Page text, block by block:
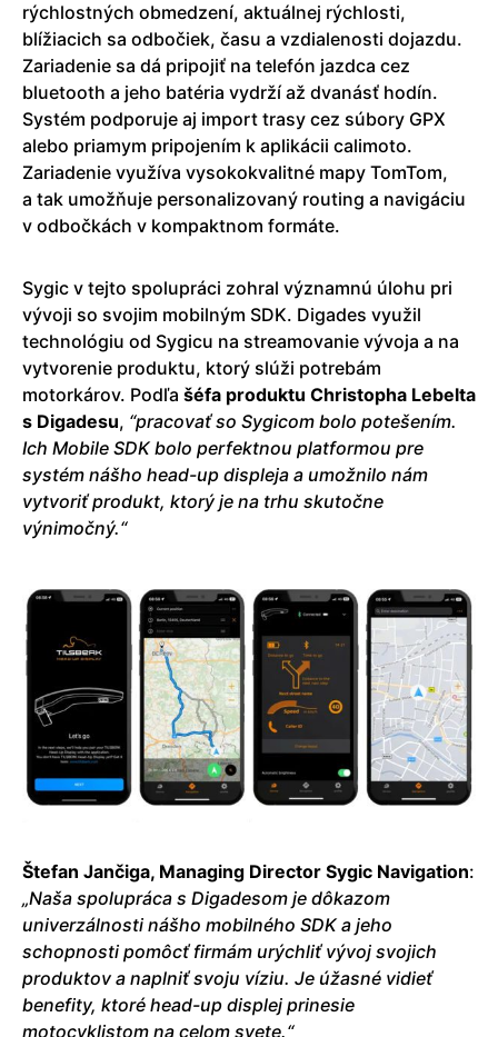
rýchlostných obmedzení, aktuálnej rýchlosti,
blížiacich sa odbočiek, času a vzdialenosti dojazdu.
Zariadenie sa dá pripojiť na telefón jazdca cez
bluetooth a jeho batéria vydrží až dvanásť hodín.
Systém podporuje aj import trasy cez súbory GPX
alebo priamym pripojením k aplikácii calimoto.
Zariadenie využíva vysokokvalitné mapy TomTom,
a tak umožňuje personalizovaný routing a navigáciu
v odbočkách v kompaktnom formáte.
Sygic v tejto spolupráci zohral významnú úlohu pri
vývoji so svojim mobilným SDK. Digades využil
technológiu od Sygicu na streamovanie vývoja a na
vytvorenie produktu, ktorý slúži potrebám
motorkárov. Podľa šéfa produktu Christopha Lebelta
s Digadesu, “pracovať so Sygicom bolo potešením.
Ich Mobile SDK bolo perfektnou platformou pre
systém nášho head-up displeja a umožnilo nám
vytvoriť produkt, ktorý je na trhu skutočne
výnimočný.“
Štefan Jančiga, Managing Director Sygic Navigation:
„Naša spolupráca s Digadesom je dôkazom
univerzálnosti nášho mobilného SDK a jeho
schopnosti pomôcť firmám urýchliť vývoj svojich
produktov a naplniť svoju víziu. Je úžasné vidieť
benefity, ktoré head-up displej prinesie
motocyklistom na celom svete.“